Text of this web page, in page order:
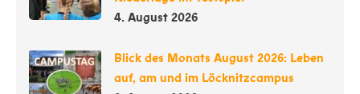
4. August 2026
Blick des Monats August 2026: Leben
auf, am und im Löcknitzcampus